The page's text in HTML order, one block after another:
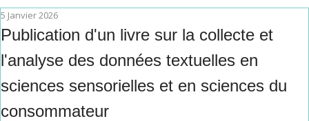
5 Janvier 2026
Publication d'un livre sur la collecte et
l'analyse des données textuelles en
sciences sensorielles et en sciences du
consommateur